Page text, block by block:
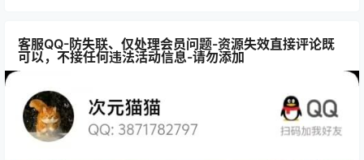
客服QQ-防失联、仅处理会员问题-资源失效直接评论既
可以，不接任何违法活动信息-请勿添加